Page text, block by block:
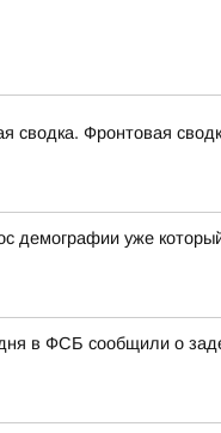
сводка. Фронтовая
демографии уже
в ФСБ сообщили о